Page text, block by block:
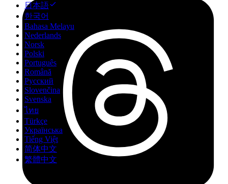
日本語
한국어
Bahasa Melayu
Nederlands
Norsk
Polski
Português
Română
Русский
Slovenčina
Svenska
ไทย
Türkçe
Українська
Tiếng Việt
简体中文
繁體中文